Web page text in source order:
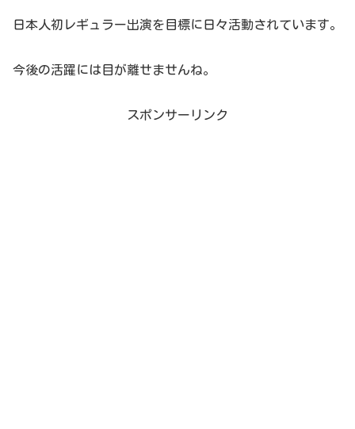
日本人初レギュラー出演を目標に日々活動されています。
今後の活躍には目が離せませんね。
スポンサーリンク